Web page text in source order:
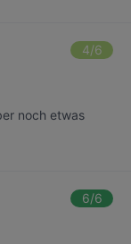
4/6
noch etwas
6/6